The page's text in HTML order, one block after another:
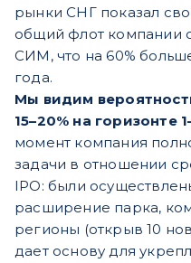
рынки СНГ показал
общий флот компании
СИМ, что на 60%
года.
Мы видим
15–20% на горизонте
момент компания
задачи в отношении
IPO: были
расширение парка,
регионы (открыв 10
дает основу для